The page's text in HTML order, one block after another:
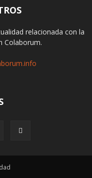
relacionada con la
Colaborum.